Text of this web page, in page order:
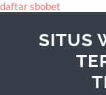
daftar sbobet
SITUS